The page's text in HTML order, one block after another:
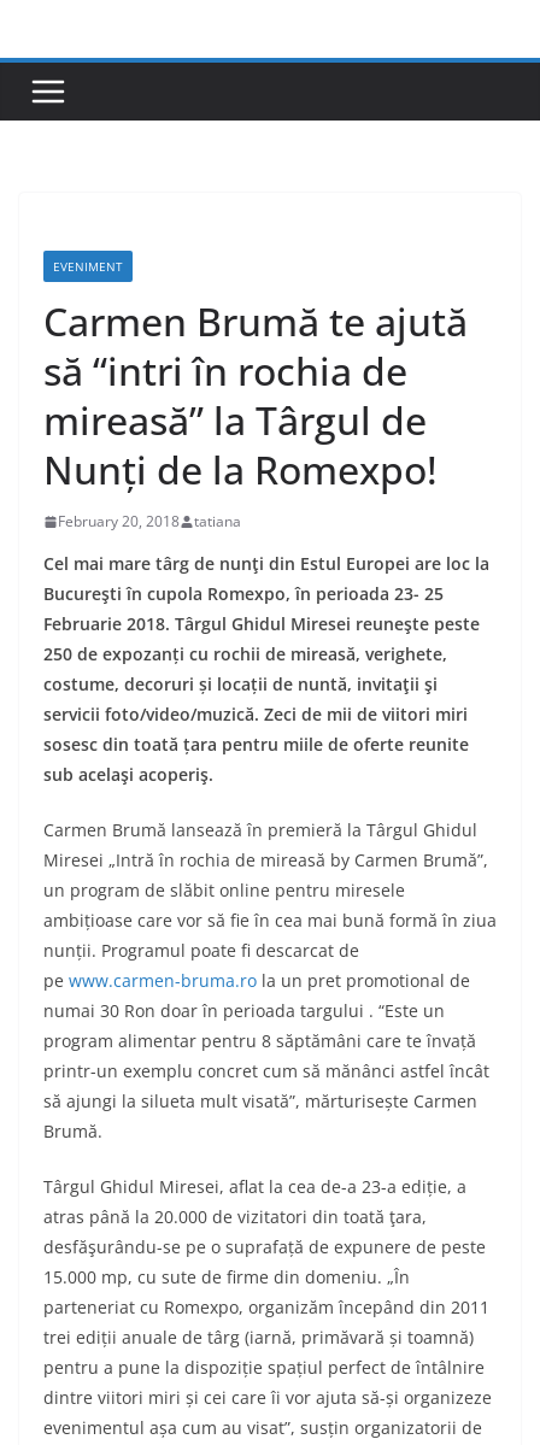
content
EVENIMENT
Carmen Brumă te ajută
să “intri în rochia de
mireasă” la Târgul de
Nunți de la Romexpo!
February 20, 2018 tatiana
Cel mai mare târg de nunţi din Estul Europei are loc la
Bucureşti în cupola Romexpo, în perioada 23- 25
Februarie 2018. Târgul Ghidul Miresei reuneşte peste
250 de expozanți cu rochii de mireasă, verighete,
costume, decoruri și locații de nuntă, invitaţii şi
servicii foto/video/muzică. Zeci de mii de viitori miri
sosesc din toată țara pentru miile de oferte reunite
sub acelaşi acoperiş.
Carmen Brumă lansează în premieră la Târgul Ghidul
Miresei „Intră în rochia de mireasă by Carmen Brumă”,
un program de slăbit online pentru miresele
ambițioase care vor să fie în cea mai bună formă în ziua
nunții. Programul poate fi descarcat de
pe www.carmen-bruma.ro la un pret promotional de
numai 30 Ron doar în perioada targului . “Este un
program alimentar pentru 8 săptămâni care te învață
printr-un exemplu concret cum să mănânci astfel încât
să ajungi la silueta mult visată”, mărturisește Carmen
Brumă.
Târgul Ghidul Miresei, aflat la cea de-a 23-a ediție, a
atras până la 20.000 de vizitatori din toată ţara,
desfăşurându-se pe o suprafață de expunere de peste
15.000 mp, cu sute de firme din domeniu. „În
parteneriat cu Romexpo, organizăm începând din 2011
trei ediții anuale de târg (iarnă, primăvară și toamnă)
pentru a pune la dispoziție spațiul perfect de întâlnire
dintre viitori miri și cei care îi vor ajuta să-și organizeze
evenimentul așa cum au visat”, susțin organizatorii de